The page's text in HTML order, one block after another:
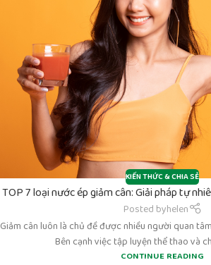
KIẾN THỨC & CHIA SẺ
TOP 7 loại nước ép giảm cân: Giải pháp tự
Posted byhelen
Giảm cân luôn là chủ đề được nhiều người quan
Bên cạnh việc tập luyện thể thao và
CONTINUE READING